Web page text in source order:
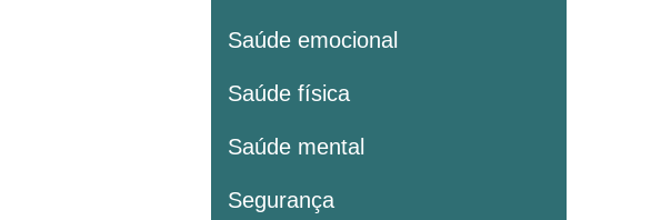
Saúde emocional
Saúde física
Saúde mental
Segurança